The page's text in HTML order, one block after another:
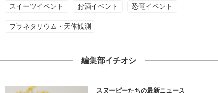
スイーツイベント お酒イベント 恐竜イベント
プラネタリウム・天体観測
編集部イチオシ
スヌーピーたちの最新ニュース